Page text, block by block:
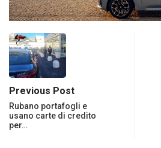
Previous Post
Rubano portafogli e
usano carte di credito
per…